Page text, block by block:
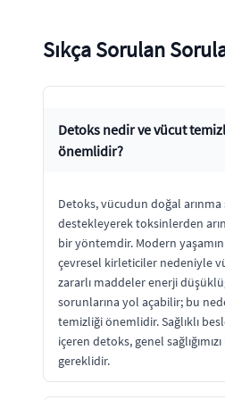
Sıkça Sorulan
Detoks nedir ve vücut
önemlidir?
Detoks, vücudun doğal
destekleyerek toksinlerden
bir yöntemdir. Modern
çevresel kirleticiler nedeniyle
zararlı maddeler enerji
sorunlarına yol açabilir; bu
temizliği önemlidir. Sağlıklı
içeren detoks, genel
gereklidir.